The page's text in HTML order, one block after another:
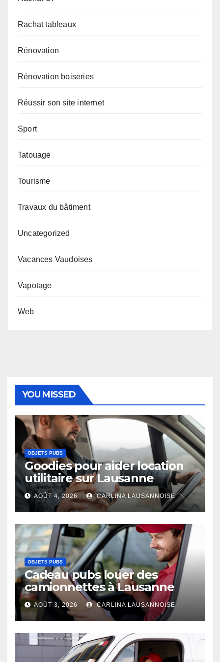
Rachat tableaux
Rénovation
Rénovation boiseries
Réussir son site internet
Sport
Tatouage
Tourisme
Travaux du bâtiment
Uncategorized
Vacances Vaudoises
Vapotage
Web
YOU MISSED
OBJETS PUBS
Goodies pour aider location
utilitaire sur Lausanne
AOÛT 4, 2026 CARLINA LAUSANNOISE
OBJETS PUBS
Cadeau pubs louer des
camionnettes à Lausanne
AOÛT 3, 2026 CARLINA LAUSANNOISE